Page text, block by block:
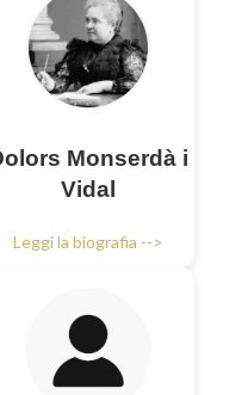
Monserdà i
Vidal
Leggi la biografia -->